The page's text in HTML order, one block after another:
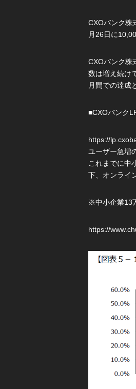
CXOバンク株
月26日に
CXOバンク株
数は増え続け
月間での達成
■CXOバンク
https://
ユーザー急増
これまでに中
下、オンライ
※中小企業13
https://